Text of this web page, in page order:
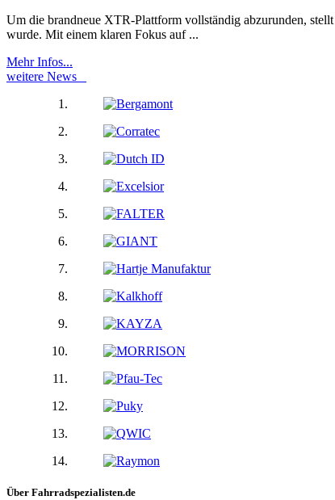
Um die brandneue XTR-Plattform vollständig abzurunden,
wurde. Mit einem klaren Fokus auf ...
Mehr Infos...
weitere News
Über Fahrradspezialisten.de